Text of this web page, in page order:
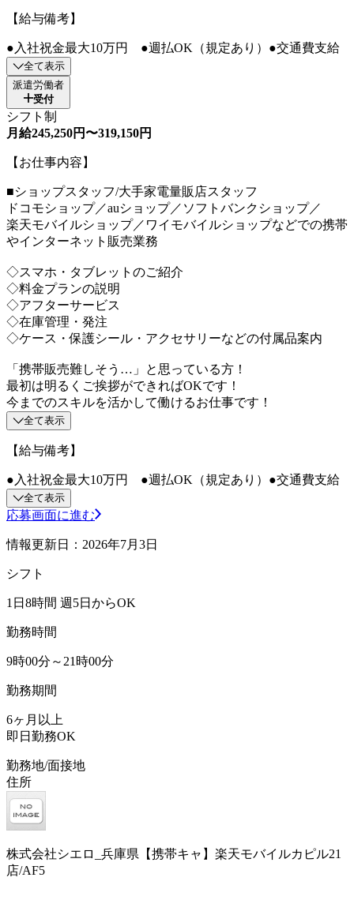
【給与備考】
●入社祝金最大10万円 ●週払OK（規定あり）●交通費支給
全て表示
派遣労働者
受付
シフト制
月給245,250円〜319,150円
【お仕事内容】
■ショップスタッフ/大手家電量販店スタッフ
ドコモショップ／auショップ／ソフトバンクショップ／
楽天モバイルショップ／ワイモバイルショップなどでの携帯
やインターネット販売業務
◇スマホ・タブレットのご紹介
◇料金プランの説明
◇アフターサービス
◇在庫管理・発注
◇ケース・保護シール・アクセサリーなどの付属品案内
「携帯販売難しそう…」と思っている方！
最初は明るくご挨拶ができればOKです！
今までのスキルを活かして働けるお仕事です！
全て表示
【給与備考】
●入社祝金最大10万円 ●週払OK（規定あり）●交通費支給
全て表示
応募画面に進む
情報更新日：2026年7月3日
シフト
1日8時間 週5日からOK
勤務時間
9時00分～21時00分
勤務期間
6ヶ月以上
即日勤務OK
勤務地/面接地
住所
株式会社シエロ_兵庫県【携帯キャ】楽天モバイルカピル21
店/AF5